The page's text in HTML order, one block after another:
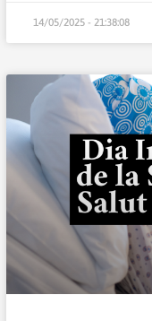
14/05/2025 - 21:38:08